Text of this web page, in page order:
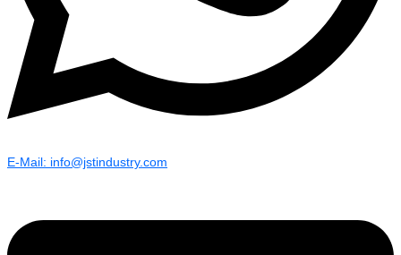
E-Mail: info@jstindustry.com